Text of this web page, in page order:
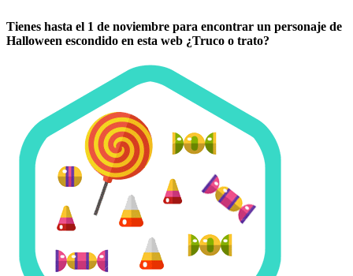
Tienes hasta el 1 de noviembre para encontrar un personaje de
Halloween escondido en esta web ¿Truco o trato?